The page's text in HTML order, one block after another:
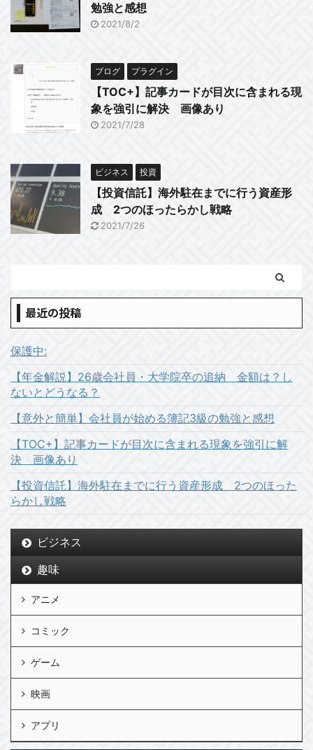
勉強と感想
2021/8/2
ブログ プラグイン
【TOC+】記事カードが目次に含まれる現
象を強引に解決 画像あり
2021/7/28
ビジネス 投資
【投資信託】海外駐在までに行う資産形
成 2つのほったらかし戦略
2021/7/26
最近の投稿
保護中:
【年金解説】26歳会社員・大学院卒の追納 金額は？し
ないとどうなる？
【意外と簡単】会社員が始める簿記3級の勉強と感想
【TOC+】記事カードが目次に含まれる現象を強引に解
決 画像あり
【投資信託】海外駐在までに行う資産形成 2つのほった
らかし戦略
ビジネス
趣味
アニメ
コミック
ゲーム
映画
アプリ